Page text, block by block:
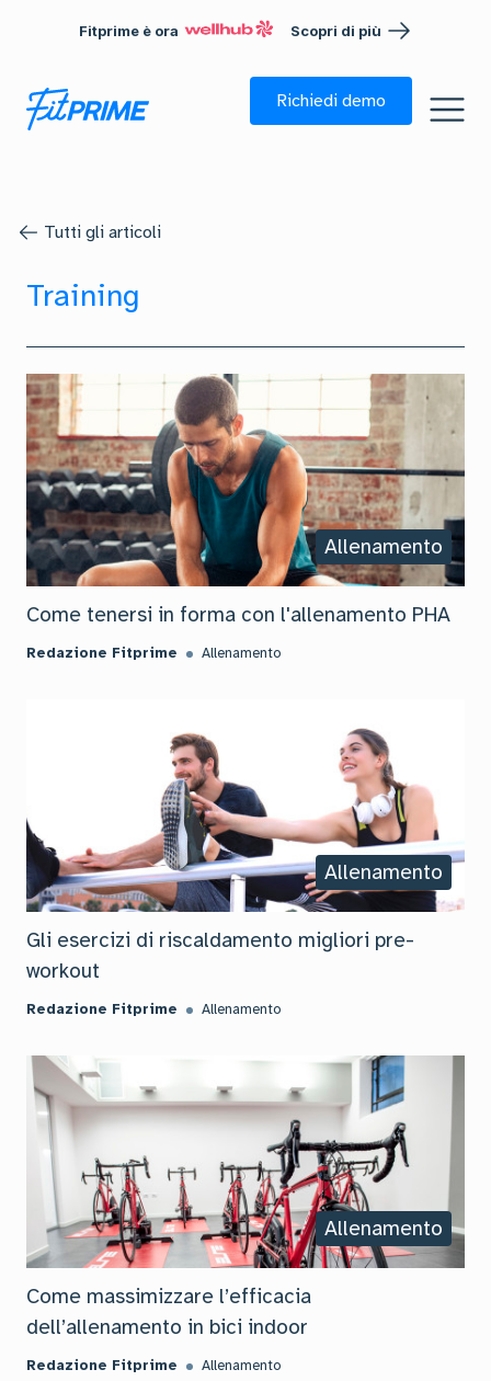
Fitprime è ora Scopri di più
Richiedi demo
Tutti gli articoli
Training
Allenamento
Come tenersi in forma con l'allenamento PHA
Redazione Fitprime Allenamento
Allenamento
Gli esercizi di riscaldamento migliori pre-
workout
Redazione Fitprime Allenamento
Allenamento
Come massimizzare l’efficacia
dell’allenamento in bici indoor
Redazione Fitprime Allenamento